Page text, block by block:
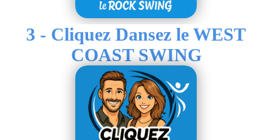
3 - Cliquez Dansez le WEST
COAST SWING